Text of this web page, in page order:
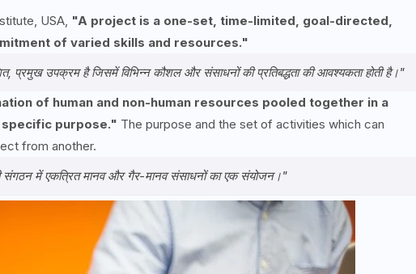
USA, "A project is a one-set, time-limited, goal-directed,
of varied skills and resources."
प्रमुख उपक्रम है जिसमें विभिन्न कौशल और संसाधनों की प्रतिबद्धता की आवश्यकता होती है।"
of human and non-human resources pooled together in a
purpose." The purpose and the set of activities which can
from another.
संगठन में एकत्रित मानव और गैर-मानव संसाधनों का एक संयोजन।"